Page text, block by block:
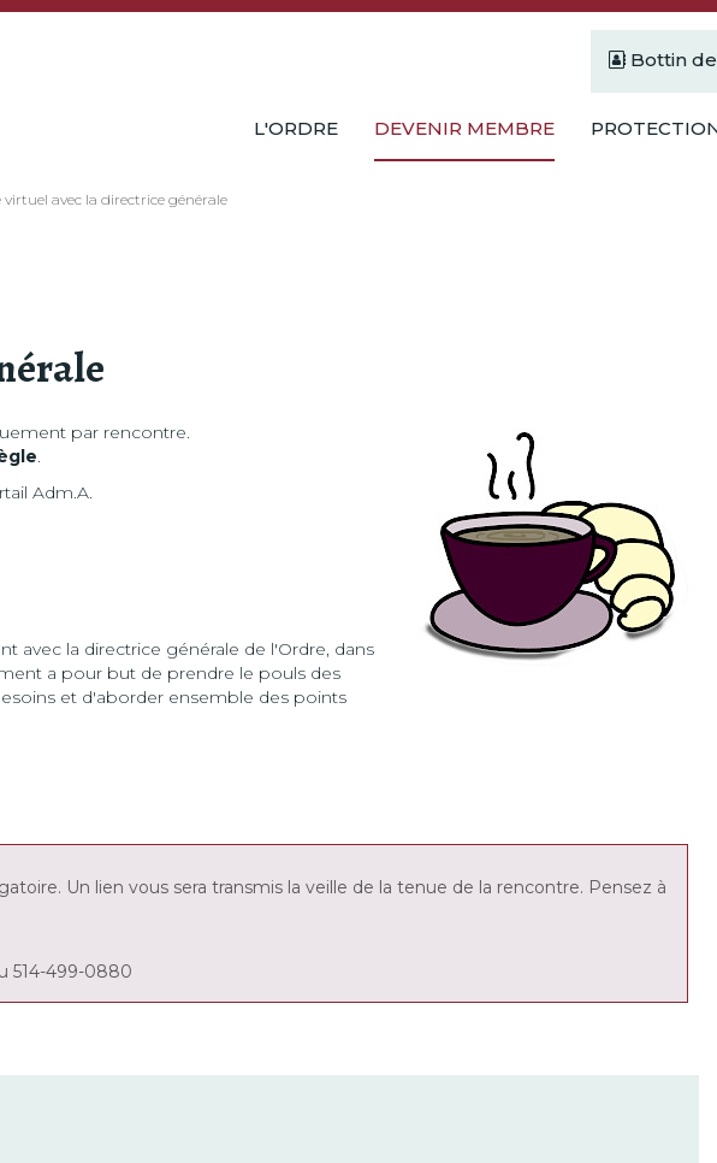
Bottin
L'ORDRE DEVENIR MEMBRE
virtuel avec la directrice générale
par rencontre.
.
Adm.A.
avec la directrice générale de l'Ordre, dans
a pour but de prendre le pouls des
et d'aborder ensemble des points
Un lien vous sera transmis la veille de la tenue de la rencontre. Pensez à
514-499-0880